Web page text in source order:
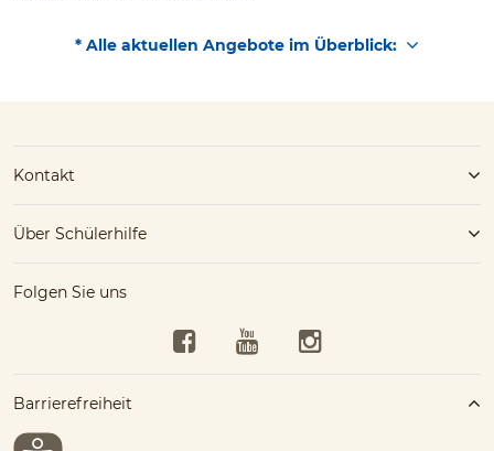
* Alle aktuellen Angebote im Überblick:
Kontakt
Über Schülerhilfe
Folgen Sie uns
FacebookYouTubeInstagram
Barrierefreiheit